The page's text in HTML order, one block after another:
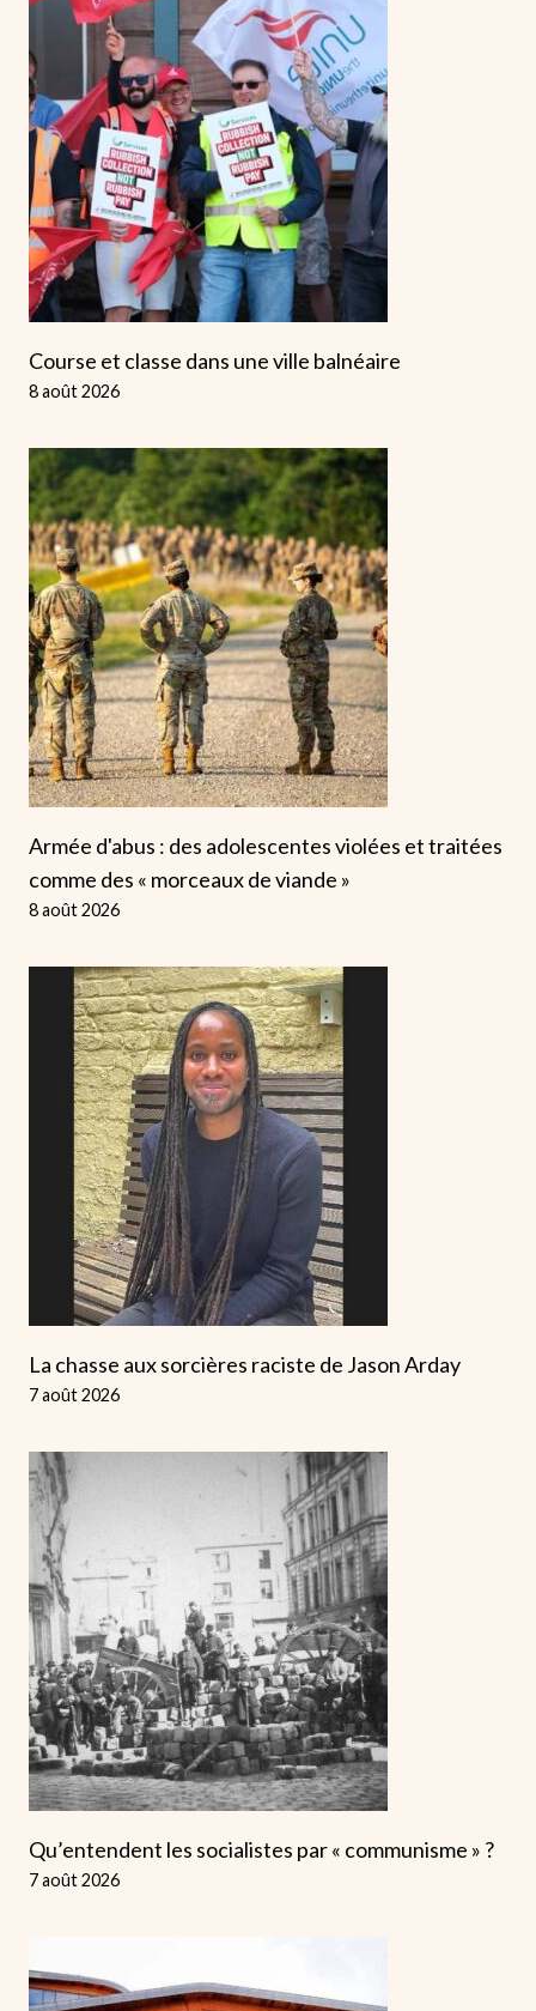
Course et classe dans une ville balnéaire
8 août 2026
Armée d'abus : des adolescentes violées et traitées
comme des « morceaux de viande »
8 août 2026
La chasse aux sorcières raciste de Jason Arday
7 août 2026
Qu’entendent les socialistes par « communisme » ?
7 août 2026